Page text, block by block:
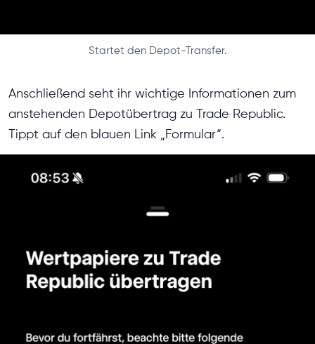
Startet den Depot-Transfer.
Anschließend seht ihr wichtige Informationen zum
anstehenden Depotübertrag zu Trade Republic.
Tippt auf den blauen Link „Formular“.